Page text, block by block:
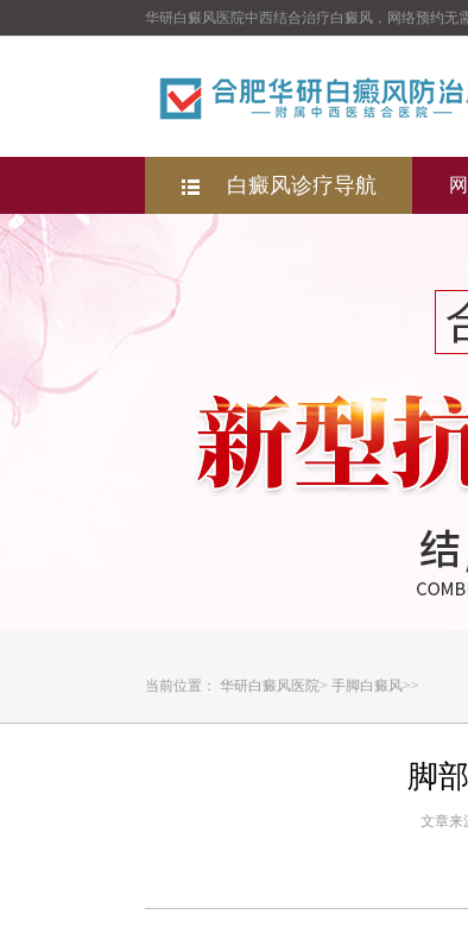
华研白癜风医院中西结合治疗白癜风，网络预约无
白癜风诊疗导航
当前位置： 华研白癜风医院> 手脚白癜风>>
脚
文章来